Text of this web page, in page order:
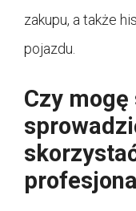
zakupu, a także
pojazdu.
Czy